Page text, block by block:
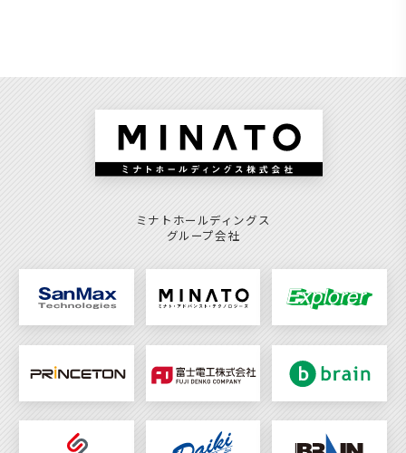
ミナトホールディングス
グループ会社